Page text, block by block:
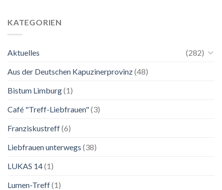
Ausstellung
KATEGORIEN
Aktuelles
(282)
Aus der Deutschen Kapuzinerprovinz(48)
Bistum Limburg(1)
Café "Treff-Liebfrauen"(3)
Franziskustreff(6)
Liebfrauen unterwegs (38)
LUKAS 14(1)
Lumen-Treff(1)